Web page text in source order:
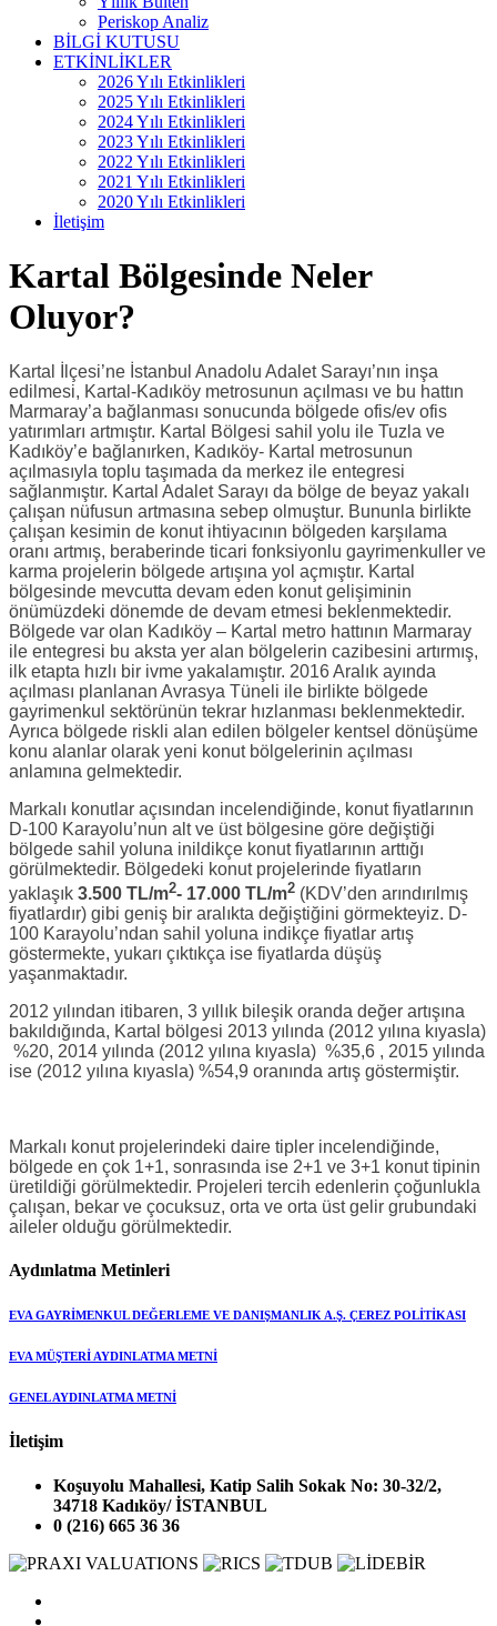
Periskop Analiz
BİLGİ KUTUSU
ETKİNLİKLER
2026 Yılı Etkinlikleri
2025 Yılı Etkinlikleri
2024 Yılı Etkinlikleri
2023 Yılı Etkinlikleri
2022 Yılı Etkinlikleri
2021 Yılı Etkinlikleri
2020 Yılı Etkinlikleri
İletişim
Kartal Bölgesinde Neler
Oluyor?
Kartal İlçesi’ne İstanbul Anadolu Adalet Sarayı’nın inşa
edilmesi, Kartal-Kadıköy metrosunun açılması ve bu hattın
Marmaray’a bağlanması sonucunda bölgede ofis/ev ofis
yatırımları artmıştır. Kartal Bölgesi sahil yolu ile Tuzla ve
Kadıköy’e bağlanırken, Kadıköy- Kartal metrosunun
açılmasıyla toplu taşımada da merkez ile entegresi
sağlanmıştır. Kartal Adalet Sarayı da bölge de beyaz yakalı
çalışan nüfusun artmasına sebep olmuştur. Bununla birlikte
çalışan kesimin de konut ihtiyacının bölgeden karşılama
oranı artmış, beraberinde ticari fonksiyonlu gayrimenkuller ve
karma projelerin bölgede artışına yol açmıştır. Kartal
bölgesinde mevcutta devam eden konut gelişiminin
önümüzdeki dönemde de devam etmesi beklenmektedir.
Bölgede var olan Kadıköy – Kartal metro hattının Marmaray
ile entegresi bu aksta yer alan bölgelerin cazibesini artırmış,
ilk etapta hızlı bir ivme yakalamıştır. 2016 Aralık ayında
açılması planlanan Avrasya Tüneli ile birlikte bölgede
gayrimenkul sektörünün tekrar hızlanması beklenmektedir.
Ayrıca bölgede riskli alan edilen bölgeler kentsel dönüşüme
konu alanlar olarak yeni konut bölgelerinin açılması
anlamına gelmektedir.
Markalı konutlar açısından incelendiğinde, konut fiyatlarının
D-100 Karayolu’nun alt ve üst bölgesine göre değiştiği
bölgede sahil yoluna inildikçe konut fiyatlarının arttığı
görülmektedir. Bölgedeki konut projelerinde fiyatların
yaklaşık 3.500 TL/m2- 17.000 TL/m2 (KDV’den arındırılmış
fiyatlardır) gibi geniş bir aralıkta değiştiğini görmekteyiz. D-
100 Karayolu’ndan sahil yoluna indikçe fiyatlar artış
göstermekte, yukarı çıktıkça ise fiyatlarda düşüş
yaşanmaktadır.
2012 yılından itibaren, 3 yıllık bileşik oranda değer artışına
bakıldığında, Kartal bölgesi 2013 yılında (2012 yılına kıyasla)
%20, 2014 yılında (2012 yılına kıyasla) %35,6 , 2015 yılında
ise (2012 yılına kıyasla) %54,9 oranında artış göstermiştir.
Markalı konut projelerindeki daire tipler incelendiğinde,
bölgede en çok 1+1, sonrasında ise 2+1 ve 3+1 konut tipinin
üretildiği görülmektedir. Projeleri tercih edenlerin çoğunlukla
çalışan, bekar ve çocuksuz, orta ve orta üst gelir grubundaki
aileler olduğu görülmektedir.
Aydınlatma Metinleri
EVA GAYRİMENKUL DEĞERLEME VE DANIŞMANLIK A.Ş. ÇEREZ POLİTİKASI
EVA MÜŞTERİ AYDINLATMA METNİ
GENEL AYDINLATMA METNİ
İletişim
Koşuyolu Mahallesi, Katip Salih Sokak No: 30-32/2,
34718 Kadıköy/ İSTANBUL
0 (216) 665 36 36